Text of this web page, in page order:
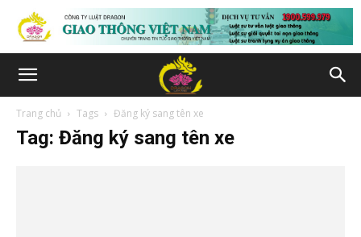
Trang chủ Tags Đăng ký sang tên xe
Tag: Đăng ký sang tên xe